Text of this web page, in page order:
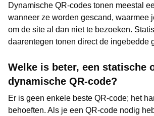
Dynamische QR-codes tonen meestal
wanneer ze worden gescand, waarmee
om de site al dan niet te bezoeken.
daarentegen tonen direct de ingebedde
Welke is beter, een statische
dynamische QR-code?
Er is geen enkele beste QR-code; het
behoeften. Als je een QR-code nodig